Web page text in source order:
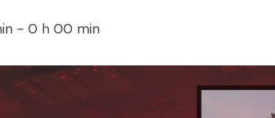
- 0 h 00 min